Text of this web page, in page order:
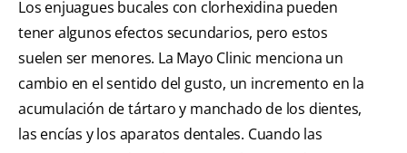
Los enjuagues bucales con clorhexidina pueden
tener algunos efectos secundarios, pero estos
suelen ser menores. La Mayo Clinic menciona un
cambio en el sentido del gusto, un incremento en la
acumulación de tártaro y manchado de los dientes,
las encías y los aparatos dentales. Cuando las